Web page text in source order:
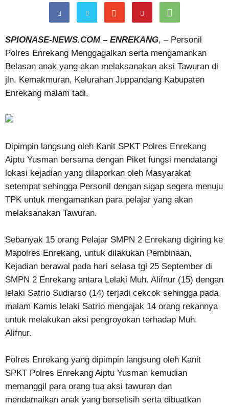
SPIONASE-NEWS.COM – ENREKANG, – Personil
Polres Enrekang Menggagalkan serta mengamankan
Belasan anak yang akan melaksanakan aksi Tawuran di
jln. Kemakmuran, Kelurahan Juppandang Kabupaten
Enrekang malam tadi.
Dipimpin langsung oleh Kanit SPKT Polres Enrekang
Aiptu Yusman bersama dengan Piket fungsi mendatangi
lokasi kejadian yang dilaporkan oleh Masyarakat
setempat sehingga Personil dengan sigap segera menuju
TPK untuk mengamankan para pelajar yang akan
melaksanakan Tawuran.
Sebanyak 15 orang Pelajar SMPN 2 Enrekang digiring ke
Mapolres Enrekang, untuk dilakukan Pembinaan,
Kejadian berawal pada hari selasa tgl 25 September di
SMPN 2 Enrekang antara Lelaki Muh. Alifnur (15) dengan
lelaki Satrio Sudiarso (14) terjadi cekcok sehingga pada
malam Kamis lelaki Satrio mengajak 14 orang rekannya
untuk melakukan aksi pengroyokan terhadap Muh.
Alifnur.
Polres Enrekang yang dipimpin langsung oleh Kanit
SPKT Polres Enrekang Aiptu Yusman kemudian
memanggil para orang tua aksi tawuran dan
mendamaikan anak yang berselisih serta dibuatkan